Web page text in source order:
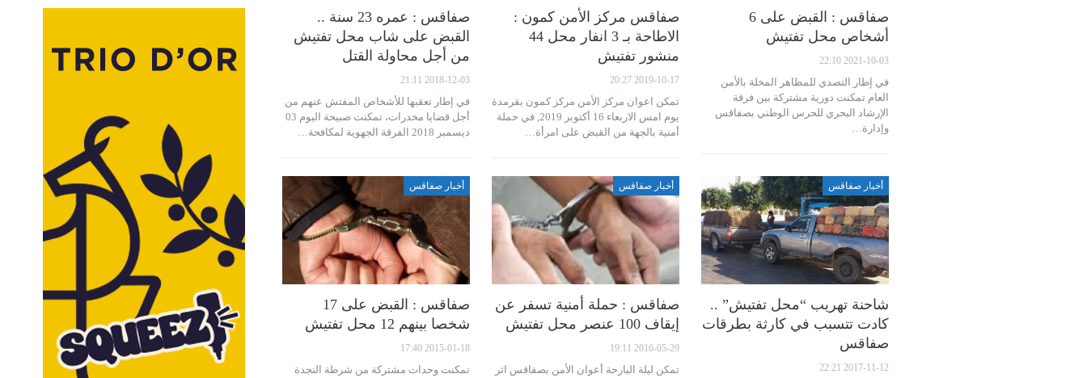
صفاقس : القبض على 6
أشخاص محل تفتيش
2021-10-03 22:10
في إطار التصدي للمظاهر المخلة بالأمن
العام تمكنت دورية مشتركة بين فرقة
الإرشاد البحري للحرس الوطني بصفاقس
وإدارة…
صفاقس مركز الأمن كمون :
الاطاحة بـ 3 انفار محل 44
منشور تفتيش
2019-10-17 20:27
تمكن اعوان مركز الأمن مركز كمون بقرمدة
يوم امس الاربعاء 16 أكتوبر 2019, في حملة
أمنية بالجهة من القبض على امرأة…
صفاقس : عمره 23 سنة ..
القبض على شاب محل تفتيش
من أجل محاولة القتل
2018-12-03 21:11
في إطار تعقبها للأشخاص المفتش عنهم من
أجل قضايا مخدرات، تمكنت صبيحة اليوم 03
ديسمبر 2018 الفرقة الجهوية لمكافحة…
أخبار صفاقس
شاحنة تهريب “محل تفتيش” ..
كادت تتسبب في كارثة بطرقات
صفاقس
2017-11-12 22:21
أخبار صفاقس
صفاقس : حملة أمنية تسفر عن
إيقاف 100 عنصر محل تفتيش
2016-05-29 19:11
تمكن ليلة البارحة أعوان الأمن بصفاقس اثر
أخبار صفاقس
صفاقس : القبض على 17
شخصا بينهم 12 محل تفتيش
2015-01-18 17:40
تمكنت وحدات مشتركة من شرطة النجدة